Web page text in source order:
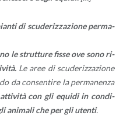
di scu­de­riz­za­zio­ne per­ma­
le strut­tu­re fisse ove sono ri­
Le aree di scu­de­riz­za­zio­ne
da con­sen­ti­re la per­ma­nen­za
con gli equi­di in con­di­
ani­ma­li che per gli uten­ti.